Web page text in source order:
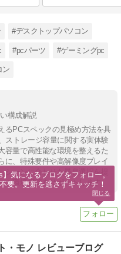
#デスクトップパソコン
#pcパーツ #ゲーミングpc
ン
構成解説
るPCスペックの見極め方法を具
ストレージ容量に関する実体験
容量で高性能な環境を整えるた
に、特殊要件や高解像度プレイ
ーンに合わせた最良選択を提
環境構築をサポートします。
・モノ レビューブログ
】気になるブログをフォロー。
要。更新を逃さずキャッチ！
閉じる